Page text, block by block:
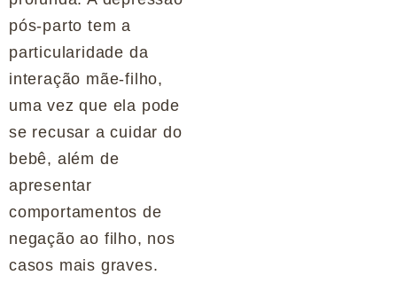
pós-parto tem a
particularidade da
interação mãe-filho,
uma vez que ela pode
se recusar a cuidar do
bebê, além de
apresentar
comportamentos de
negação ao filho, nos
casos mais graves.